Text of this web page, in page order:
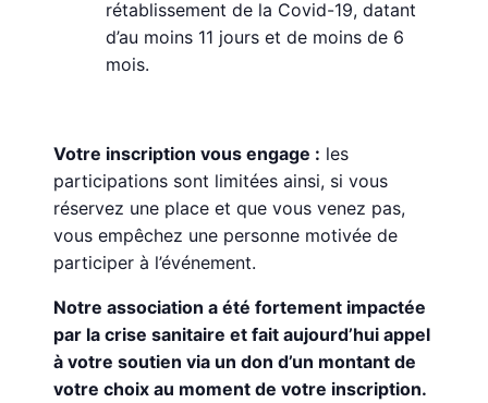
rétablissement de la Covid-19, datant
d’au moins 11 jours et de moins de 6
mois.
Votre inscription vous engage : les
participations sont limitées ainsi, si vous
réservez une place et que vous venez pas,
vous empêchez une personne motivée de
participer à l’événement.
Notre association a été fortement impactée
par la crise sanitaire et fait aujourd’hui appel
à votre soutien via un don d’un montant de
votre choix au moment de votre inscription.